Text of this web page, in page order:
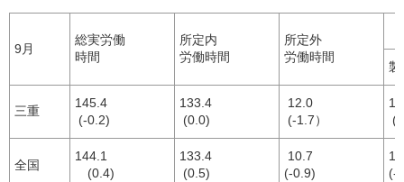
9月
総実労働
時間
所定内
労働時間
所定外
労働時間
製
三重
145.4
(-0.2)
133.4
(0.0)
12.0
(-1.7）
(-
全国
144.1
(0.4)
133.4
(0.5)
10.7
(-0.9)
(-